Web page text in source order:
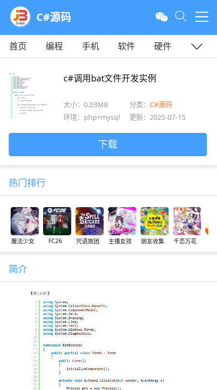
C#源码
首页 编程 手机 软件
硬件
c#调用bat文件开发实例
大小：0.03MB 分类： C#源码
环境：php+mysql
更新：2025-07-15
下载
热门排行
魔法少女 FC26 咒语旅团 主播女孩 朋友收集 千恋万花
简介